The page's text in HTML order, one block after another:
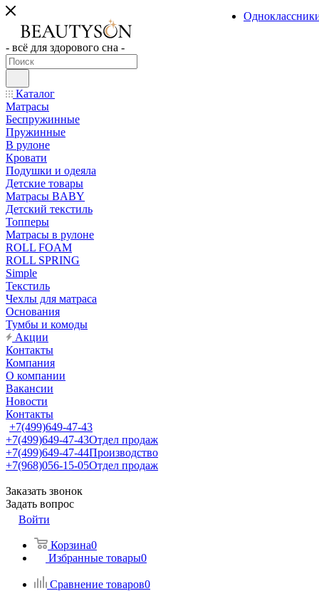
- всё для здорового сна -
Каталог
Матрасы
Беспружинные
Пружинные
В рулоне
Кровати
Подушки и одеяла
Детские товары
Матрасы BABY
Детский текстиль
Топперы
Матрасы в рулоне
ROLL FOAM
ROLL SPRING
Simple
Текстиль
Чехлы для матраса
Основания
Тумбы и комоды
Акции
Контакты
Компания
О компании
Вакансии
Новости
Контакты
+7(499)649-47-43
+7(499)649-47-43Отдел продаж
+7(499)649-47-44Производство
+7(968)056-15-05Отдел продаж
Заказать звонок
Задать вопрос
Войти
Корзина0
Избранные товары0
Сравнение товаров0